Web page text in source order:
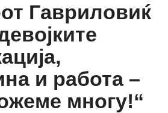
Гавриловиќ
и работа –
многу!“